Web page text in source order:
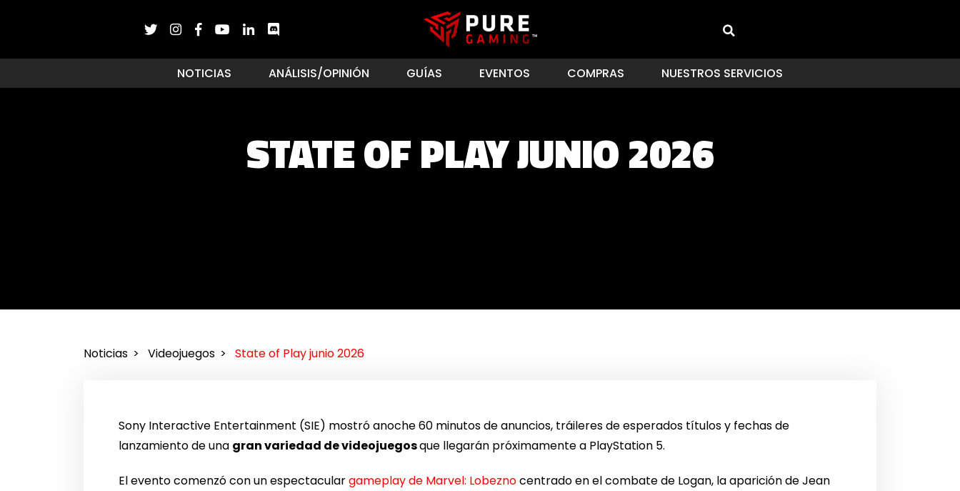
NOTICIAS ANÁLISIS/OPINIÓN GUÍAS EVENTOS COMPRAS NUESTROS SERVICIOS
STATE OF PLAY JUNIO 2026
Noticias Videojuegos State of Play junio 2026
Sony Interactive Entertainment (SIE) mostró anoche 60 minutos de anuncios, tráileres de esperados títulos y fechas de
lanzamiento de una gran variedad de videojuegosque llegarán próximamente a PlayStation 5.
El evento comenzó con un espectaculargameplay de Marvel: Lobeznocentrado en el combate de Logan, la aparición de Jean